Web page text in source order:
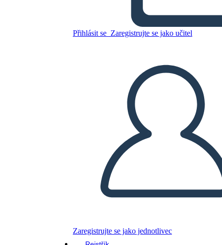
Přihlásit se Zaregistrujte se jako učitel
Zaregistrujte se jako jednotlivec
Zkopírujte tento scénář
PŘEHRÁT PREZENTACI
PŘEČTI MI